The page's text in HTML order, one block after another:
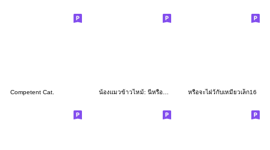
Competent Cat. น้องแมวข้าวไหม้: นี่หรือคือความรัก หรือจะไฝว้กับเหมียวเล็ก16